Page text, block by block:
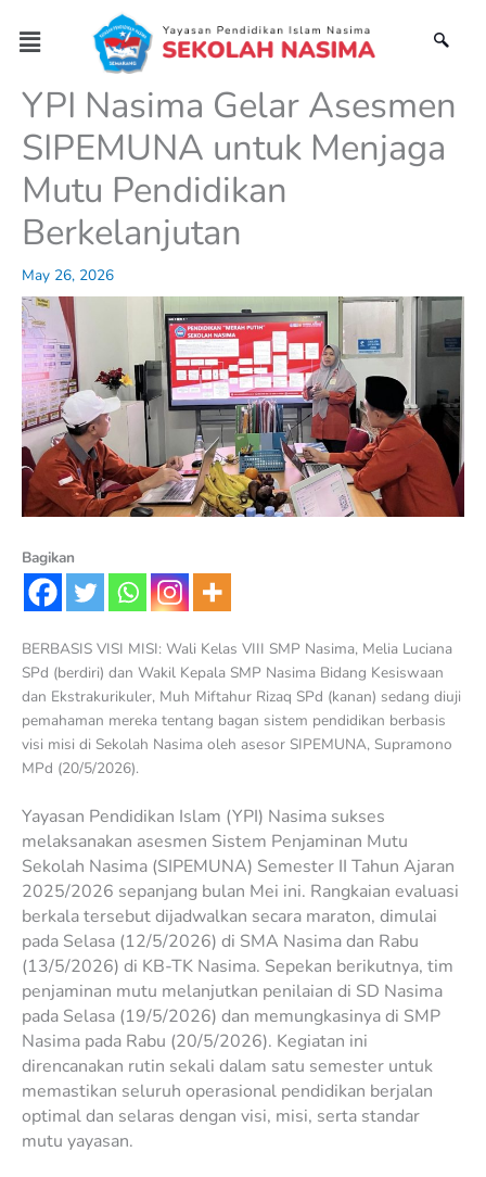
content
Menu
YPI Nasima Gelar Asesmen
SIPEMUNA untuk Menjaga
Mutu Pendidikan
Berkelanjutan
May 26, 2026
Bagikan
BERBASIS VISI MISI: Wali Kelas VIII SMP Nasima, Melia Luciana
SPd (berdiri) dan Wakil Kepala SMP Nasima Bidang Kesiswaan
dan Ekstrakurikuler, Muh Miftahur Rizaq SPd (kanan) sedang diuji
pemahaman mereka tentang bagan sistem pendidikan berbasis
visi misi di Sekolah Nasima oleh asesor SIPEMUNA, Supramono
MPd (20/5/2026).
Yayasan Pendidikan Islam (YPI) Nasima sukses
melaksanakan asesmen Sistem Penjaminan Mutu
Sekolah Nasima (SIPEMUNA) Semester II Tahun Ajaran
2025/2026 sepanjang bulan Mei ini. Rangkaian evaluasi
berkala tersebut dijadwalkan secara maraton, dimulai
pada Selasa (12/5/2026) di SMA Nasima dan Rabu
(13/5/2026) di KB-TK Nasima. Sepekan berikutnya, tim
penjaminan mutu melanjutkan penilaian di SD Nasima
pada Selasa (19/5/2026) dan memungkasinya di SMP
Nasima pada Rabu (20/5/2026). Kegiatan ini
direncanakan rutin sekali dalam satu semester untuk
memastikan seluruh operasional pendidikan berjalan
optimal dan selaras dengan visi, misi, serta standar
mutu yayasan.